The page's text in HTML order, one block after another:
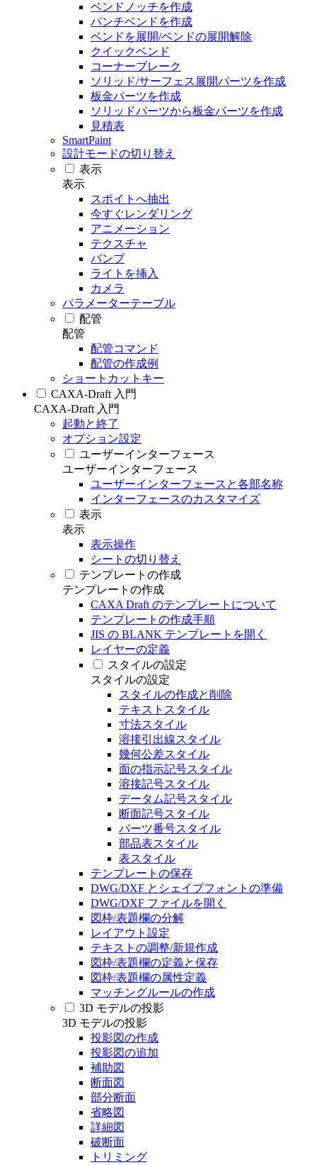
ベンドノッチを作成
パンチベンドを作成
ベンドを展開/ベンドの展開解除
クイックベンド
コーナーブレーク
ソリッド/サーフェス展開パーツを作成
板金パーツを作成
ソリッドパーツから板金パーツを作成
見積表
SmartPaint
設計モードの切り替え
表示
表示
スポイトへ抽出
今すぐレンダリング
アニメーション
テクスチャ
バンプ
ライトを挿入
カメラ
パラメーターテーブル
配管
配管
配管コマンド
配管の作成例
ショートカットキー
CAXA-Draft 入門
CAXA-Draft 入門
起動と終了
オプション設定
ユーザーインターフェース
ユーザーインターフェース
ユーザーインターフェースと各部名称
インターフェースのカスタマイズ
表示
表示
表示操作
シートの切り替え
テンプレートの作成
テンプレートの作成
CAXA Draft のテンプレートについて
テンプレートの作成手順
JIS の BLANK テンプレートを開く
レイヤーの定義
スタイルの設定
スタイルの設定
スタイルの作成と削除
テキストスタイル
寸法スタイル
溶接引出線スタイル
幾何公差スタイル
面の指示記号スタイル
溶接記号スタイル
データム記号スタイル
断面記号スタイル
パーツ番号スタイル
部品表スタイル
表スタイル
テンプレートの保存
DWG/DXF とシェイプフォントの準備
DWG/DXF ファイルを開く
図枠/表題欄の分解
レイアウト設定
テキストの調整/新規作成
図枠/表題欄の定義と保存
図枠/表題欄の属性定義
マッチングルールの作成
3D モデルの投影
3D モデルの投影
投影図の作成
投影図の追加
補助図
断面図
部分断面
省略図
詳細図
破断面
トリミング